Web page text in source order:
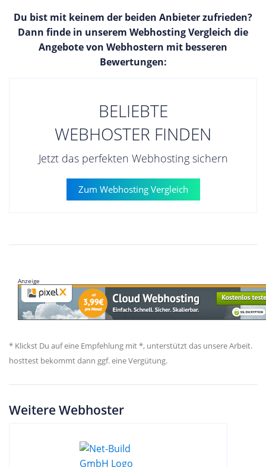
Du bist mit keinem der beiden Anbieter zufrieden?
Dann finde in unserem Webhosting Vergleich die
Angebote von Webhostern mit besseren
Bewertungen:
BELIEBTE
WEBHOSTER FINDEN
Jetzt das perfekten Webhosting sichern
Zum Webhosting Vergleich
Anzeige
* Klickst Du auf eine Empfehlung mit *, unterstützt das unsere Arbeit.
hosttest bekommt dann ggf. eine Vergütung.
Weitere Webhoster